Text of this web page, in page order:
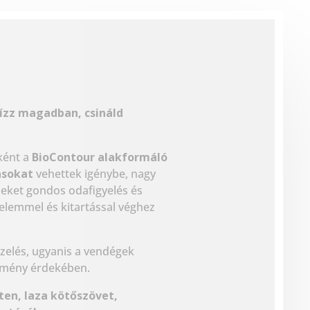
magadban, csináld
a BioContour alakformáló
vehettek igénybe, nagy
gondos odafigyelés és
és kitartással véghez
ugyanis a vendégek
érdekében.
laza kötőszövet,